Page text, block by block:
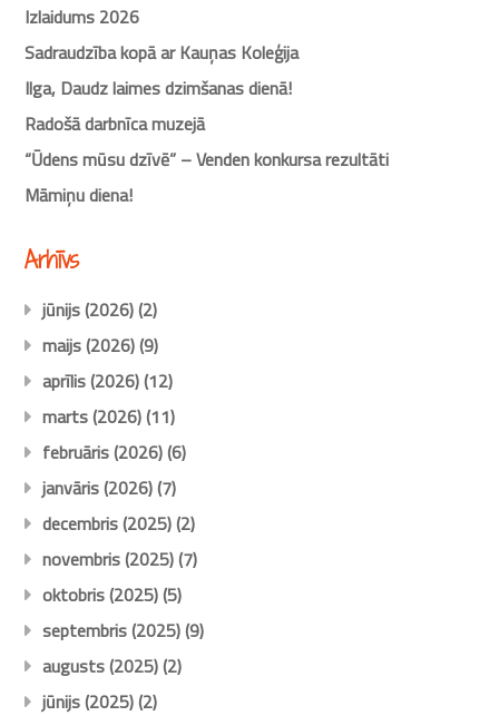
Izlaidums 2026
Sadraudzība kopā ar Kauņas Koleģija
Ilga, Daudz laimes dzimšanas dienā!
Radošā darbnīca muzejā
“Ūdens mūsu dzīvē” – Venden konkursa rezultāti
Māmiņu diena!
Arhīvs
jūnijs (2026)(2)
maijs (2026)(9)
aprīlis (2026)(12)
marts (2026)(11)
februāris (2026)(6)
janvāris (2026)(7)
decembris (2025)(2)
novembris (2025)(7)
oktobris (2025)(5)
septembris (2025)(9)
augusts (2025)(2)
jūnijs (2025)(2)